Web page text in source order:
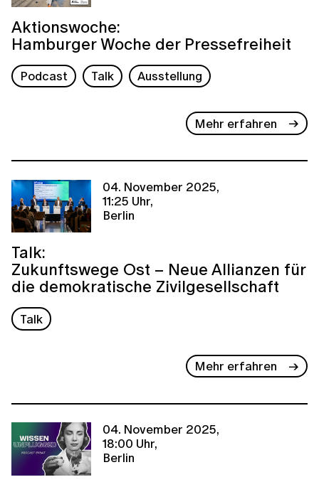
Aktionswoche:
Hamburger Woche der Pressefreiheit
Podcast Talk Ausstellung
Mehr erfahren
04. November 2025,
11:25 Uhr,
Berlin
Talk:
Zukunftswege Ost – Neue Allianzen für
die demokratische Zivilgesellschaft
Talk
Mehr erfahren
04. November 2025,
18:00 Uhr,
Berlin